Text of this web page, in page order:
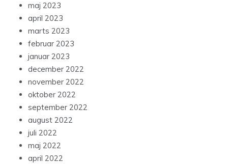
maj 2023
april 2023
marts 2023
februar 2023
januar 2023
december 2022
november 2022
oktober 2022
september 2022
august 2022
juli 2022
maj 2022
april 2022